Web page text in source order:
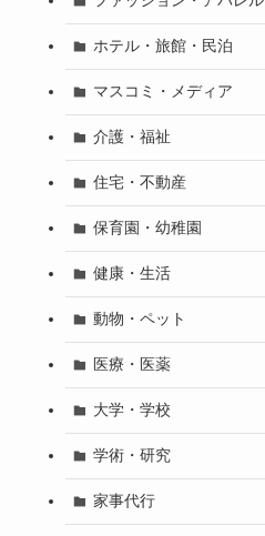
ホテル・旅館・民泊
マスコミ・メディア
介護・福祉
住宅・不動産
保育園・幼稚園
健康・生活
動物・ペット
医療・医薬
大学・学校
学術・研究
家事代行